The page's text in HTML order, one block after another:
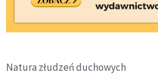
Natura złudzeń duchowych